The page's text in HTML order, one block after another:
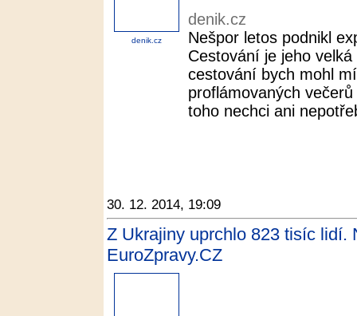
denik.cz
denik.cz
Nešpor letos podnikl
Cestování je jeho
cestování bych mohl
proflámovaných
toho nechci ani
30. 12. 2014, 19:09
Z Ukrajiny uprchlo 823 tisíc lidí.
EuroZpravy.CZ